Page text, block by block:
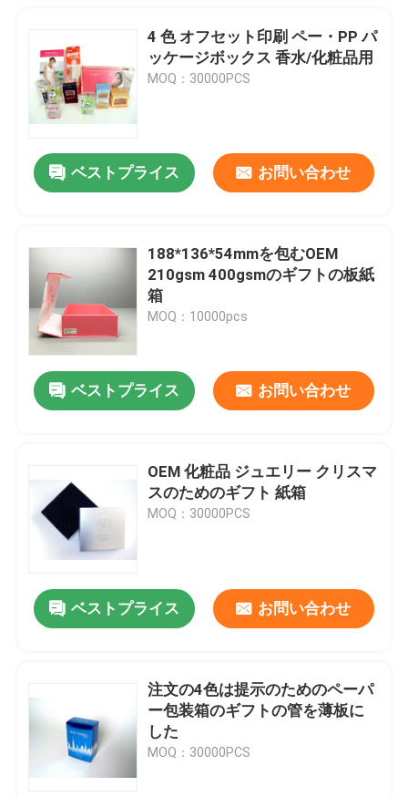
4 色 オフセット印刷 ペー・PP パ
ッケージボックス 香水/化粧品用
MOQ：30000PCS
ベストプライス お問い合わせ
188*136*54mmを包むOEM
210gsm 400gsmのギフトの板紙
箱
MOQ：10000pcs
ベストプライス お問い合わせ
OEM 化粧品 ジュエリー クリスマ
スのためのギフト 紙箱
MOQ：30000PCS
ベストプライス お問い合わせ
注文の4色は提示のためのペーパ
ー包装箱のギフトの管を薄板に
した
MOQ：30000PCS